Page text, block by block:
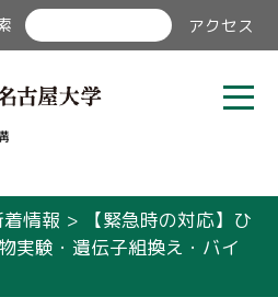
アクセス
着情報 >
【緊急時の対応】ひ
実験・遺伝子組換え・バイ